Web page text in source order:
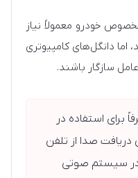
خودرو معمولاً نیاز
اما دانگل‌های کامپیوتری
سازگار باشند.
برای استفاده در
دریافت صدا از تلفن
سیستم صوتی